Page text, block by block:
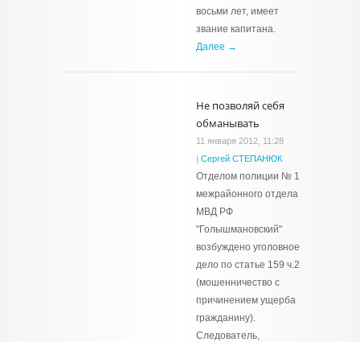
восьми лет, имеет
звание капитана.
Далее →
Не позволяй себя
обманывать
11 января 2012, 11:28
| Сергей СТЕПАНЮК
Отделом полиции № 1
межрайонного отдела
МВД РФ
"Голышмановский"
возбуждено уголовное
дело по статье 159 ч.2
(мошенничество с
причинением ущерба
гражданину).
Следователь,